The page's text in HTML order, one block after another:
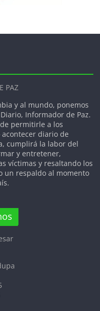
la presentación.
de Israel
de Oro es, y
imborrable para el
PAZ
y al mundo, ponemos
Informador de Paz.
permitirle a los
diario de
cumplirá la labor del
y entretener,
víctimas y resaltando los
un respaldo al momento